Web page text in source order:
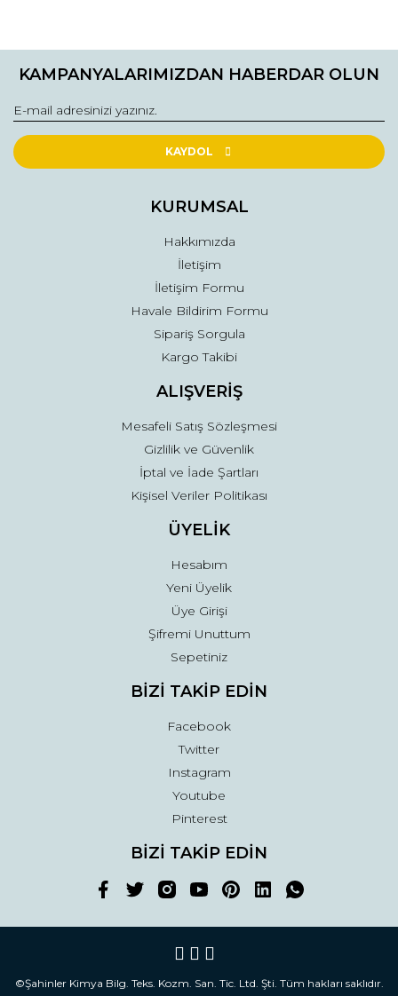
konularda yetersiz gördüğünüz noktaları öneri formunu
Görüş ve önerileriniz için teşekkür ederiz.
Ürün resmi kalitesiz, bozuk veya görüntülenemiyor.
Ürün açıklamasında eksik bilgiler bulunuyor.
Ürün fiyatı diğer sitelerden daha pahalı.
Gönder
KAMPANYALARIMIZDAN HABERDAR OLUN
KAYDOL
KURUMSAL
Hakkımızda
İletişim
İletişim Formu
Havale Bildirim Formu
Sipariş Sorgula
Kargo Takibi
ALIŞVERİŞ
Mesafeli Satış Sözleşmesi
Gizlilik ve Güvenlik
İptal ve İade Şartları
Kişisel Veriler Politikası
ÜYELİK
Hesabım
Yeni Üyelik
Üye Girişi
Şifremi Unuttum
Sepetiniz
BİZİ TAKİP EDİN
Facebook
Twitter
Instagram
Youtube
Pinterest
BİZİ TAKİP EDİN
©Şahinler Kimya Bilg. Teks. Kozm. San. Tic. Ltd. Şti. Tüm hakları saklıdır.